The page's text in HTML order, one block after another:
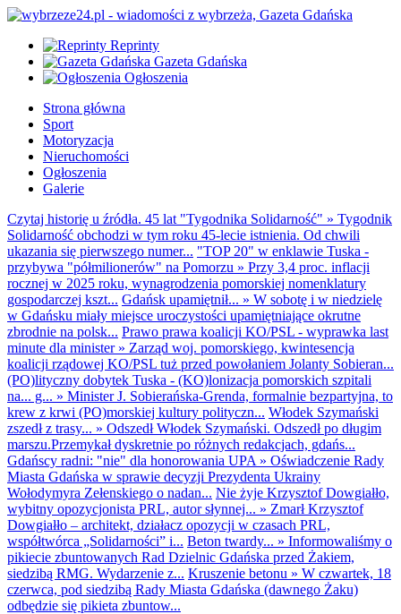
Reprinty
Gazeta Gdańska
Ogłoszenia
Strona główna
Sport
Motoryzacja
Nieruchomości
Ogłoszenia
Galerie
Czytaj historię u źródła. 45 lat "Tygodnika Solidarność" » Tygodnik
Solidarność obchodzi w tym roku 45-lecie istnienia. Od chwili
ukazania się pierwszego numer... "TOP 20" w enklawie Tuska -
przybywa "półmilionerów" na Pomorzu » Przy 3,4 proc. inflacji
rocznej w 2025 roku, wynagrodzenia pomorskiej nomenklatury
gospodarczej kszt... Gdańsk upamiętnił... » W sobotę i w niedzielę
w Gdańsku miały miejsce uroczystości upamiętniające okrutne
zbrodnie na polsk... Prawo prawa koalicji KO/PSL - wyprawka last
minute dla minister» Zarząd woj. pomorskiego, kwintesencja
koalicji rządowej KO/PSL tuż przed powołaniem Jolanty Sobieran...
(PO)lityczny dobytek Tuska - (KO)lonizacja pomorskich szpitali
na... g... » Minister J. Sobierańska-Grenda, formalnie bezpartyjna, to
krew z krwi (PO)morskiej kultury polityczn... Włodek Szymański
zszedł z trasy... » Odszedł Włodek Szymański. Odszedł po długim
marszu.Przemykał dyskretnie po różnych redakcjach, gdańs...
Gdańscy radni: "nie" dla honorowania UPA » Oświadczenie Rady
Miasta Gdańska w sprawie decyzji Prezydenta Ukrainy
Wołodymyra Zełenskiego o nadan... Nie żyje Krzysztof Dowgiałło,
wybitny opozycjonista PRL, autor słynnej... » Zmarł Krzysztof
Dowgiałło – architekt, działacz opozycji w czasach PRL,
współtwórca „Solidarności” i... Beton twardy... » Informowaliśmy o
pikiecie zbuntowanych Rad Dzielnic Gdańska przed Żakiem,
siedzibą RMG. Wydarzenie z... Kruszenie betonu » W czwartek, 18
czerwca, pod siedzibą Rady Miasta Gdańska (dawnego Żaku)
odbędzie się pikieta zbuntow...